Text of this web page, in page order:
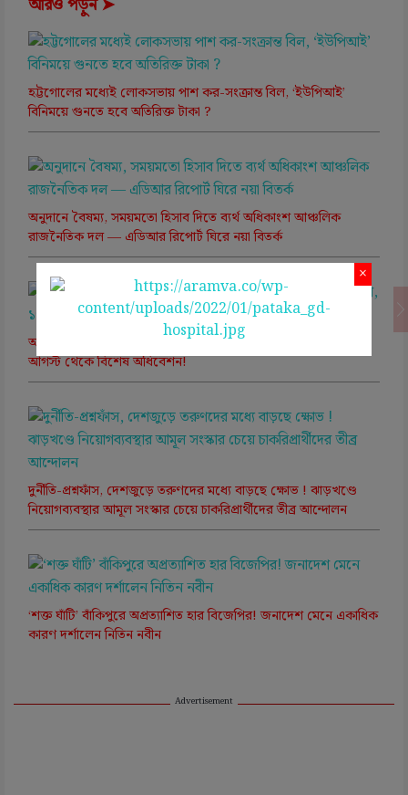
আরও পড়ুন ➤
হট্টগোলের মধ্যেই লোকসভায় পাশ কর-সংক্রান্ত বিল, ‘ইউপিআই’
বিনিময়ে গুনতে হবে অতিরিক্ত টাকা ?
অনুদানে বৈষম্য, সময়মতো হিসাব দিতে ব্যর্থ অধিকাংশ আঞ্চলিক
রাজনৈতিক দল — এডিআর রিপোর্ট ঘিরে নয়া বিতর্ক
আসন পুনর্বিন্যাস, মহিলা সংরক্ষণ বিল পাশ করাতে মরিয়া বিজেপি, ১৭
আগস্ট থেকে বিশেষ অধিবেশন!
দুর্নীতি-প্রশ্নফাঁস, দেশজুড়ে তরুণদের মধ্যে বাড়ছে ক্ষোভ ! ঝাড়খণ্ডে
নিয়োগব্যবস্থার আমূল সংস্কার চেয়ে চাকরিপ্রার্থীদের তীব্র আন্দোলন
‘শক্ত ঘাঁটি’ বাঁকিপুরে অপ্রত্যাশিত হার বিজেপির! জনাদেশ মেনে একাধিক
কারণ দর্শালেন নিতিন নবীন
Advertisement
×